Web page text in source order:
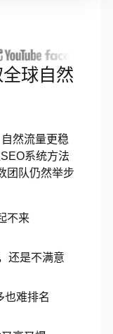
球自然
然流量更稳
系统方法
团队仍然举步
不来
还是不满意
也难排名